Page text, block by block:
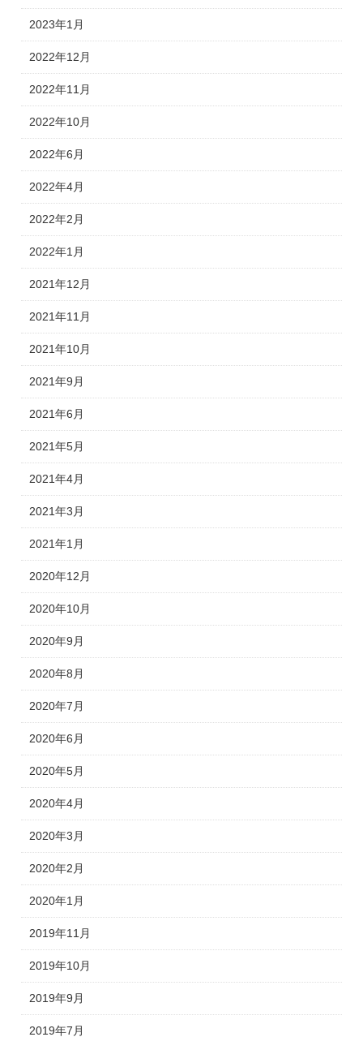
2023年1月
2022年12月
2022年11月
2022年10月
2022年6月
2022年4月
2022年2月
2022年1月
2021年12月
2021年11月
2021年10月
2021年9月
2021年6月
2021年5月
2021年4月
2021年3月
2021年1月
2020年12月
2020年10月
2020年9月
2020年8月
2020年7月
2020年6月
2020年5月
2020年4月
2020年3月
2020年2月
2020年1月
2019年11月
2019年10月
2019年9月
2019年7月